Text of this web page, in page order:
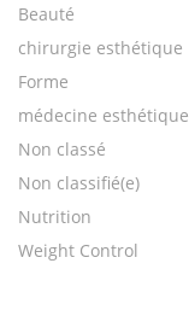
Beauté
chirurgie esthétique
Forme
médecine esthétique
Non classé
Non classifié(e)
Nutrition
Weight Control